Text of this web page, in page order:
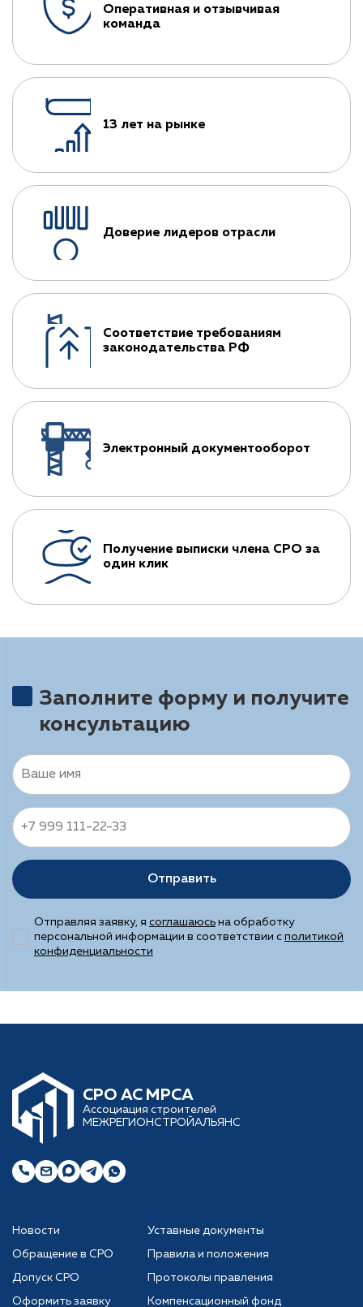
Оперативная и отзывчивая
команда
13 лет на рынке
Доверие лидеров отрасли
Соответствие требованиям
законодательства РФ
Электронный документооборот
Получение выписки члена СРО за
один клик
Заполните форму и получите
консультацию
Отправить
Отправляя заявку, я соглашаюсь на обработку
персональной информации в соответствии с политикой
конфиденциальности
CРО АС МРСА
Ассоциация строителей
МЕЖРЕГИОНСТРОЙАЛЬЯНС
Новости
Обращение в СРО
Допуск СРО
Оформить заявку
Уставные документы
Правила и положения
Протоколы правления
Компенсационный фонд